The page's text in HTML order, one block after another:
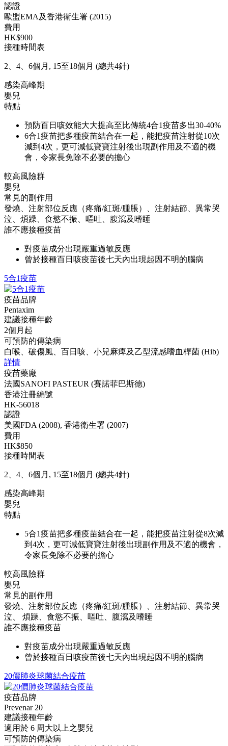
認證
歐盟EMA及香港衛生署 (2015)
費用
HK$900
接種時間表
2、4、6個月, 15至18個月 (總共4針)
感染高峰期
嬰兒
特點
預防百日咳效能大大提高至比傳統4合1疫苗多出30-40%
6合1疫苗把多種疫苗結合在一起，能把疫苗注射從10次
減到4次，更可減低寶寶注射後出現副作用及不適的機
會，令家長免除不必要的擔心
較高風險群
嬰兒
常見的副作用
發燒、注射部位反應（疼痛/紅斑/腫脹）、注射結節、異常哭
泣、煩躁、食慾不振、嘔吐、腹瀉及嗜睡
誰不應接種疫苗
對疫苗成分出現嚴重過敏反應
曾於接種百日咳疫苗後七天內出現起因不明的腦病
5合1疫苗
疫苗品牌
Pentaxim
建議接種年齡
2個月起
可預防的傳染病
白喉、破傷風、百日咳、小兒麻痺及乙型流感嗜血桿菌 (Hib)
詳情
疫苗藥廠
法國SANOFI PASTEUR (賽諾菲巴斯德)
香港注冊編號
HK-56018
認證
美國FDA (2008), 香港衛生署 (2007)
費用
HK$850
接種時間表
2、4、6個月, 15至18個月 (總共4針)
感染高峰期
嬰兒
特點
5合1疫苗把多種疫苗結合在一起，能把疫苗注射從8次減
到4次，更可減低寶寶注射後出現副作用及不適的機會，
令家長免除不必要的擔心
較高風險群
嬰兒
常見的副作用
發燒、注射部位反應（疼痛/紅斑/腫脹）、注射結節、異常哭
泣、 煩躁、食慾不振、嘔吐、腹瀉及嗜睡
誰不應接種疫苗
對疫苗成分出現嚴重過敏反應
曾於接種百日咳疫苗後七天內出現起因不明的腦病
20價肺炎球菌結合疫苗
疫苗品牌
Prevenar 20
建議接種年齡
適用於 6 周大以上之嬰兒
可預防的傳染病